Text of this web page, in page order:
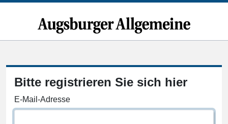
Bitte registrieren Sie sich hier
E-Mail-Adresse